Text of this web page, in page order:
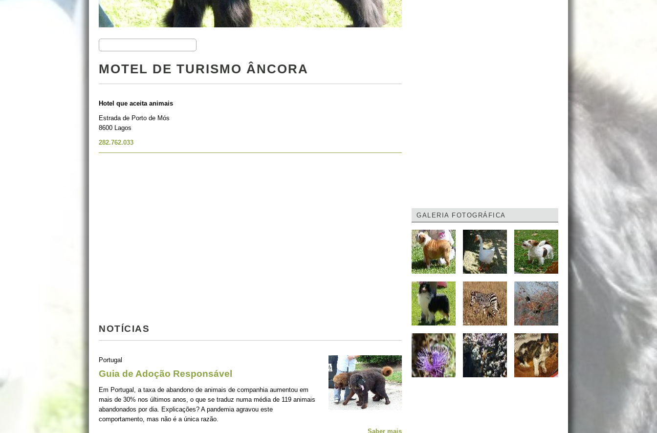
MOTEL DE TURISMO ÂNCORA
Hotel que aceita animais
Estrada de Porto de Mós
8600 Lagos
282.762.033
NOTÍCIAS
Portugal
Guia de Adoção Responsável
Em Portugal, a taxa de abandono de animais de companhia aumentou em
mais de 30% nos últimos anos, o que se traduz numa média de 119 animais
abandonados por dia. Explicações? A pandemia agravou este
comportamento, mas não é a única razão.
Saber mais
GALERIA FOTOGRÁFICA